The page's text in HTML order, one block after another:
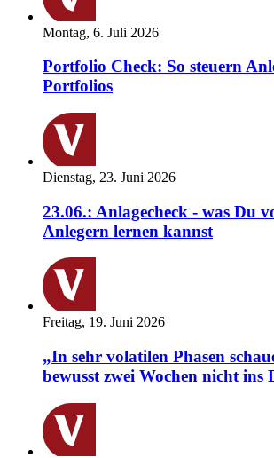
Montag, 6. Juli 2026
Portfolio Check: So steuern
Portfolios
Dienstag, 23. Juni 2026
23.06.: Anlagecheck - was Du
Anlegern lernen kannst
Freitag, 19. Juni 2026
„In sehr volatilen Phasen
bewusst zwei Wochen nicht ins